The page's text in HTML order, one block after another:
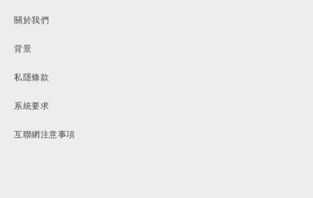
關於我們
背景
私隱條款
系統要求
互聯網注意事項